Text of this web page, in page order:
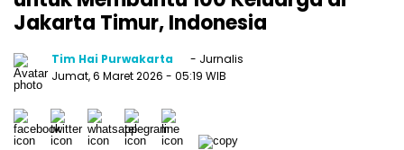
Jakarta Timur, Indonesia
Tim Hai Purwakarta
- Jurnalis
Jumat, 6 Maret 2026 - 05:19 WIB